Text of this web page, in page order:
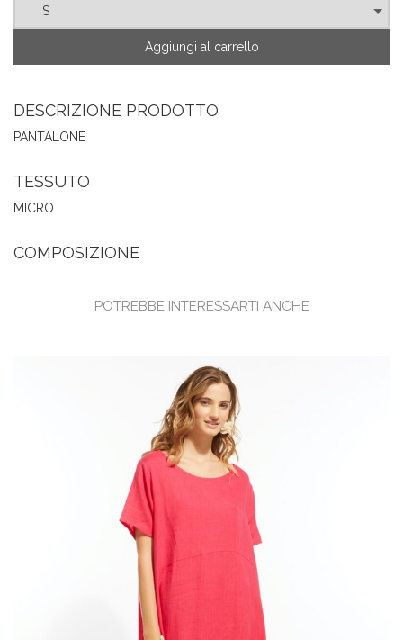
Aggiungi al carrello
DESCRIZIONE PRODOTTO
PANTALONE
TESSUTO
MICRO
COMPOSIZIONE
POTREBBE INTERESSARTI ANCHE